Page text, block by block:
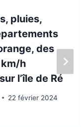
pluies,
des
h
l’île de Ré
22 février 2024